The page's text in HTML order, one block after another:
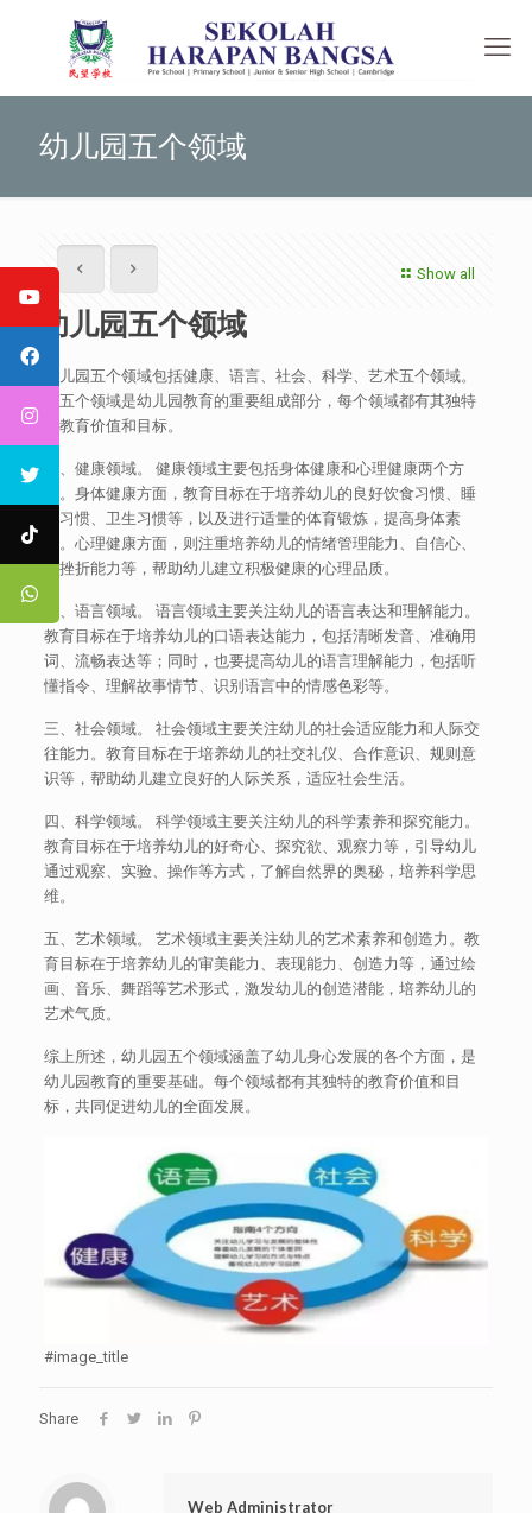
幼儿园五个领域
Show all
幼儿园五个领域
幼儿园五个领域包括健康、语言、社会、科学、艺术五个领域。
这五个领域是幼儿园教育的重要组成部分，每个领域都有其独特
的教育价值和目标。
一、健康领域。 健康领域主要包括身体健康和心理健康两个方
面。身体健康方面，教育目标在于培养幼儿的良好饮食习惯、睡
眠习惯、卫生习惯等，以及进行适量的体育锻炼，提高身体素
质。心理健康方面，则注重培养幼儿的情绪管理能力、自信心、
抗挫折能力等，帮助幼儿建立积极健康的心理品质。
二、语言领域。 语言领域主要关注幼儿的语言表达和理解能力。
教育目标在于培养幼儿的口语表达能力，包括清晰发音、准确用
词、流畅表达等；同时，也要提高幼儿的语言理解能力，包括听
懂指令、理解故事情节、识别语言中的情感色彩等。
三、社会领域。 社会领域主要关注幼儿的社会适应能力和人际交
往能力。教育目标在于培养幼儿的社交礼仪、合作意识、规则意
识等，帮助幼儿建立良好的人际关系，适应社会生活。
四、科学领域。 科学领域主要关注幼儿的科学素养和探究能力。
教育目标在于培养幼儿的好奇心、探究欲、观察力等，引导幼儿
通过观察、实验、操作等方式，了解自然界的奥秘，培养科学思
维。
五、艺术领域。 艺术领域主要关注幼儿的艺术素养和创造力。教
育目标在于培养幼儿的审美能力、表现能力、创造力等，通过绘
画、音乐、舞蹈等艺术形式，激发幼儿的创造潜能，培养幼儿的
艺术气质。
综上所述，幼儿园五个领域涵盖了幼儿身心发展的各个方面，是
幼儿园教育的重要基础。每个领域都有其独特的教育价值和目
标，共同促进幼儿的全面发展。
#image_title
Share
Web Administrator